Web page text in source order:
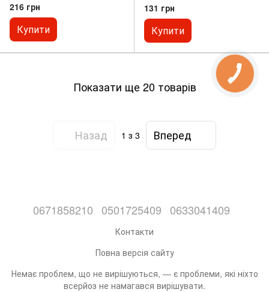
216 грн
Купити
131 грн
Купити
Показати ще 20 товарів
Назад 1 з 3 Вперед
0671858210 0501725409 0633041409
Контакти
Повна версія сайту
Немає проблем, що не вирішуються, — є проблеми, які ніхто
всерйоз не намагався вирішувати.